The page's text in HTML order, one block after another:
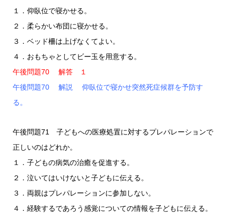
１．仰臥位で寝かせる。
２．柔らかい布団に寝かせる。
３．ベッド柵は上げなくてよい。
４．おもちゃとしてビー玉を用意する。
午後問題70 解答 １
午後問題70 解説 仰臥位で寝かせ突然死症候群を予防す
る。
午後問題71 子どもへの医療処置に対するプレパレーションで
正しいのはどれか。
１．子どもの病気の治癒を促進する。
２．泣いてはいけないと子どもに伝える。
３．両親はプレパレーションに参加しない。
４．経験するであろう感覚についての情報を子どもに伝える。